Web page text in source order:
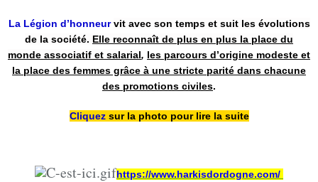
La Légion d’honneurvit avec son temps et suit les évolutions
de la société. Elle reconnaît de plus en plus la place du
monde associatif et salarial, les parcours d’origine modeste et
la place des femmes grâce à une stricte parité dans chacune
des promotions civiles.
Cliquez sur la photo pour lire la suite
https://www.harkisdordogne.com/